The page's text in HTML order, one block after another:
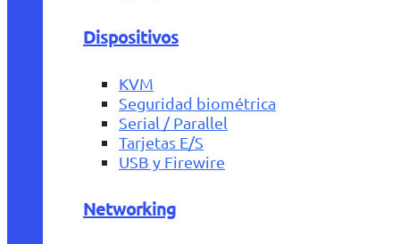
Dispositivos
KVM
Seguridad biométrica
Serial / Parallel
Tarjetas E/S
USB y Firewire
Networking